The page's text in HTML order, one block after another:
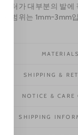
이터가 대부분의 발에
차범위는 1mm~3mm
MATERIALS
SHIPPING &
NOTICE & CARE
SHIPPING